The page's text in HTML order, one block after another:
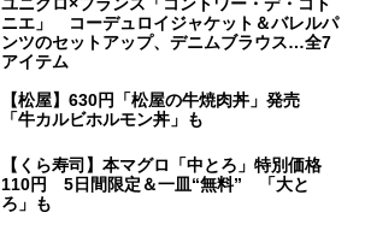
ニエ」 コーデュロイジャケット＆バレルパ
ンツのセットアップ、デニムブラウス…全7
アイテム
【松屋】630円「松屋の牛焼肉丼」発売
「牛カルビホルモン丼」も
【くら寿司】本マグロ「中とろ」特別価格
110円 5日間限定＆一皿“無料” 「大と
ろ」も